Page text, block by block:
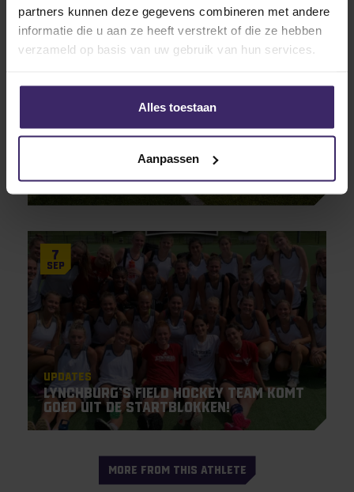
partners kunnen deze gegevens combineren met andere
informatie die u aan ze heeft verstrekt of die ze hebben
verzameld op basis van uw gebruik van hun services.
Alles toestaan
Aanpassen
8
Updates
Nieuwe rits aan trotse kampioenen!
7
Sep
Updates
Lynchburg’s field hockey team komt
goed uit de startblokken!
MORE FROM THIS ATHLETE